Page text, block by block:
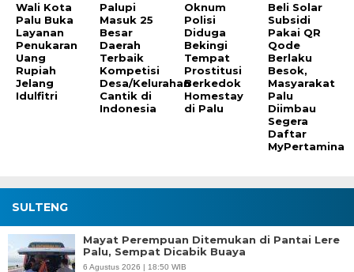
Wali Kota
Palu Buka
Layanan
Penukaran
Uang
Rupiah
Jelang
Idulfitri
Palupi
Masuk 25
Besar
Daerah
Terbaik
Kompetisi
Desa/Kelurahan
Cantik di
Indonesia
Oknum
Polisi
Diduga
Bekingi
Tempat
Prostitusi
Berkedok
Homestay
di Palu
Beli Solar
Subsidi
Pakai QR
Qode
Berlaku
Besok,
Masyarakat
Palu
Diimbau
Segera
Daftar
MyPertamina
SULTENG
Mayat Perempuan Ditemukan di Pantai Lere
Palu, Sempat Dicabik Buaya
6 Agustus 2026 | 18:50 WIB